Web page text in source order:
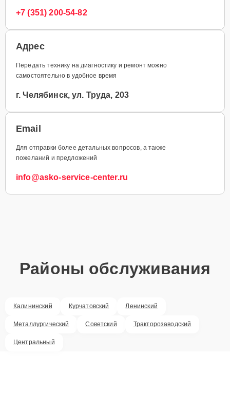
+7 (351) 200-54-82
Адрес
Передать технику на диагностику и ремонт можно
самостоятельно в удобное время
г. Челябинск, ул. Труда, 203
Email
Для отправки более детальных вопросов, а также
пожеланий и предложений
info@asko-service-center.ru
Районы обслуживания
Калининский Курчатовский Ленинский
Металлургический Советский Тракторозаводский
Центральный